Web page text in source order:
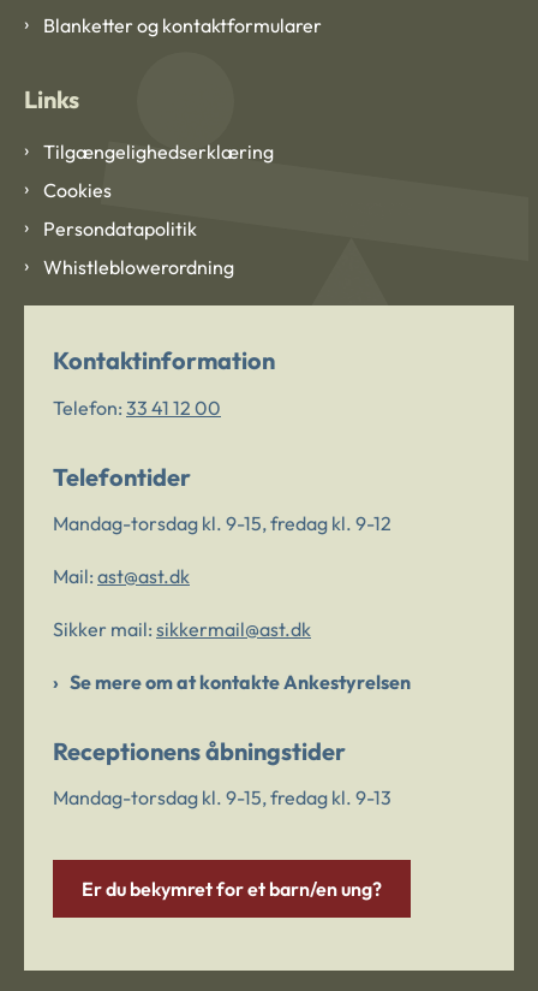
Blanketter og kontaktformularer
Links
Tilgængelighedserklæring
Cookies
Persondatapolitik
Whistleblowerordning
Kontaktinformation
Telefon: 33 41 12 00
Telefontider
Mandag-torsdag kl. 9-15, fredag kl. 9-12
Mail: ast@ast.dk
Sikker mail: sikkermail@ast.dk
Se mere om at kontakte Ankestyrelsen
Receptionens åbningstider
Mandag-torsdag kl. 9-15, fredag kl. 9-13
Er du bekymret for et barn/en ung?